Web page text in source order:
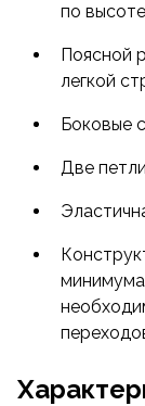
по высоте
Поясной
легкой
Боковые
Две